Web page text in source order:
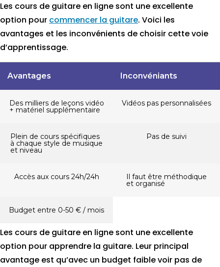
Les cours de guitare en ligne sont une excellente
option pour commencer la guitare. Voici les
avantages et les inconvénients de choisir cette voie
d’apprentissage.
Avantages Inconvéniants
Des milliers de leçons vidéo
+ matériel supplémentaire
Vidéos pas personnalisées
Plein de cours spécifiques
à chaque style de musique
et niveau
Pas de suivi
Accès aux cours 24h/24h Il faut être méthodique
et organisé
Budget entre 0-50 € / mois
Les cours de guitare en ligne sont une excellente
option pour apprendre la guitare. Leur principal
avantage est qu’avec un budget faible voir pas de